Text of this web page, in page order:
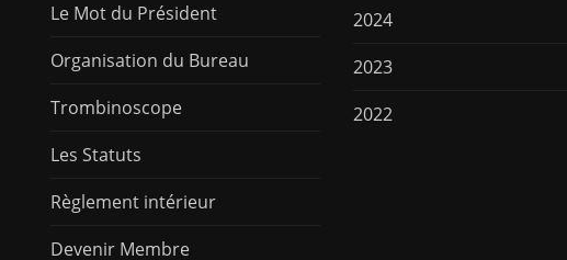
Le Mot du Président
Organisation du Bureau
Trombinoscope
Les Statuts
Règlement intérieur
Devenir Membre
2024
2023
2022